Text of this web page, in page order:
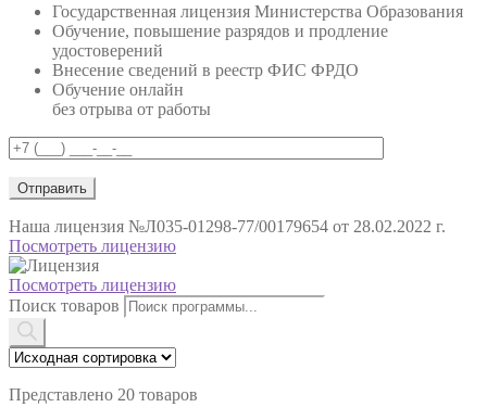
Государственная лицензия Министерства Образования
Обучение, повышение разрядов и продление
удостоверений
Внесение сведений в реестр ФИС ФРДО
Обучение онлайн
без отрыва от работы
Наша лицензия №Л035-01298-77/00179654 от 28.02.2022 г.
Посмотреть лицензию
Посмотреть лицензию
Поиск товаров
Представлено 20 товаров